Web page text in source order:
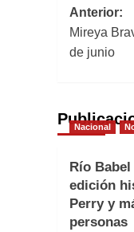
de
Anterior:
Mireya
de junio
Nacional
Río Babel
edición
Perry y
personas